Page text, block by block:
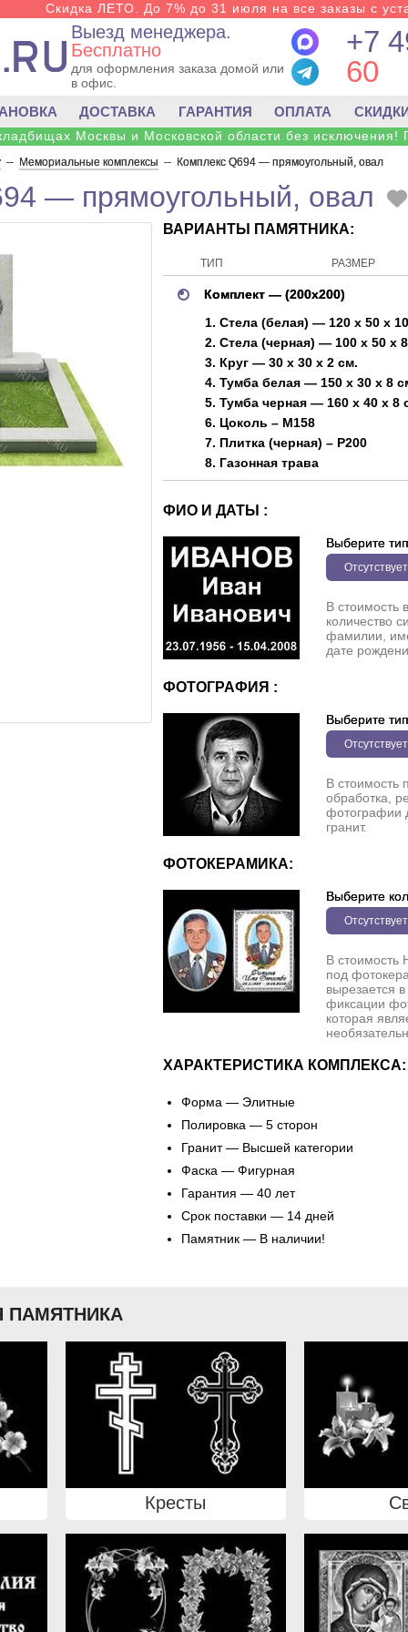
Скидка ЛЕТО. До 7% до 31 июля на все заказы с
Выезд менеджера.
Бесплатно
для оформления заказа домой или
в офис.
+7
60
ДОСТАВКА ГАРАНТИЯ ОПЛАТА
Москвы и Московской области без исключения!
-- Мемориальные комплексы -- Комплекс Q694 — прямоугольный, овал
— прямоугольный, овал
ВАРИАНТЫ ПАМЯТНИКА:
ТИП РАЗМЕР
Комплект — (200х200)
1. Стела (белая) — 120 х 50 х
2. Стела (черная) — 100 х 50 х
3. Круг — 30 х 30 х 2 см.
4. Тумба белая — 150 х 30 х 8
5. Тумба черная — 160 х 40 х 8
6. Цоколь – M158
7. Плитка (черная) – P200
8. Газонная трава
ФИО И ДАТЫ :
Выберите тип
Отсутствует
В стоимость
количество
фамилии,
дате
ФОТОГРАФИЯ :
Выберите тип
Отсутствует
В стоимость
обработка,
фотографии
гранит.
ФОТОКЕРАМИКА:
Выберите
Отсутствует
В стоимость
под
вырезается
фиксации
которая
ХАРАКТЕРИСТИКА КОМПЛЕКСА:
Форма — Элитные
Полировка — 5 сторон
Гранит — Высшей категории
Фаска — Фигурная
Гарантия — 40 лет
Срок поставки — 14 дней
Памятник — В наличии!
ПАМЯТНИКА
Кресты